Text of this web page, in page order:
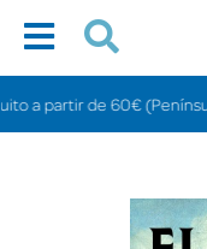
partir de 60€ (Península).